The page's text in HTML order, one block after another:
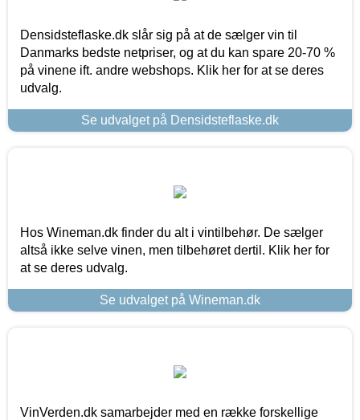
Densidsteflaske.dk slår sig på at de sælger vin til
Danmarks bedste netpriser, og at du kan spare 20-70 %
på vinene ift. andre webshops. Klik her for at se deres
udvalg.
Se udvalget på Densidsteflaske.dk
Hos Wineman.dk finder du alt i vintilbehør. De sælger
altså ikke selve vinen, men tilbehøret dertil. Klik her for
at se deres udvalg.
Se udvalget på Wineman.dk
VinVerden.dk samarbejder med en række forskellige